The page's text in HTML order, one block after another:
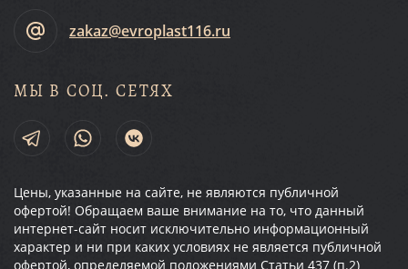
zakaz@evroplast116.ru
МЫ В СОЦ. СЕТЯХ
Цены, указанные на сайте, не являются публичной
офертой! Обращаем ваше внимание на то, что данный
интернет-сайт носит исключительно информационный
характер и ни при каких условиях не является публичной
офертой, определяемой положениями Статьи 437 (п.2)